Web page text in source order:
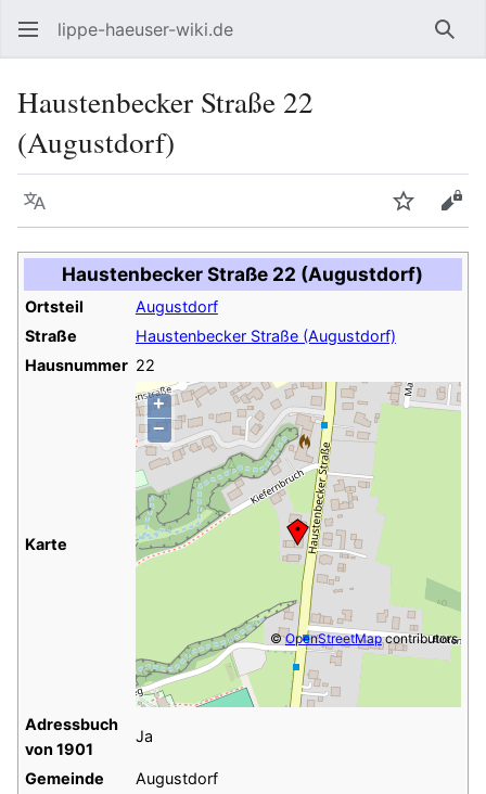
lippe-haeuser-wiki.de
Haustenbecker Straße 22
(Augustdorf)
Sprache
Haustenbecker Straße 22 (Augustdorf)
Ortsteil
Augustdorf
Straße
Haustenbecker Straße (Augustdorf)
Hausnummer 22
Karte
+
−
©OpenStreetMapcontributors
Adressbuch
von 1901
Ja
Gemeinde
Augustdorf